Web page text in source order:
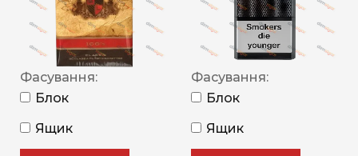
Фасування:
Блок
Ящик
Фасування:
Блок
Ящик